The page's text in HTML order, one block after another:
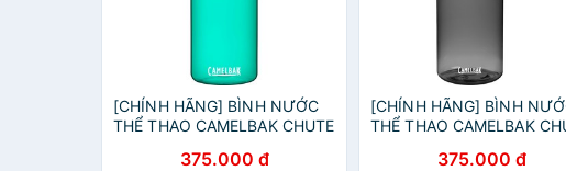
[CHÍNH HÃNG] BÌNH NƯỚC
THỂ THAO CAMELBAK CHUTE
375.000 đ
[CHÍNH HÃNG] BÌNH
THỂ THAO CAMELBAK
375.000 đ